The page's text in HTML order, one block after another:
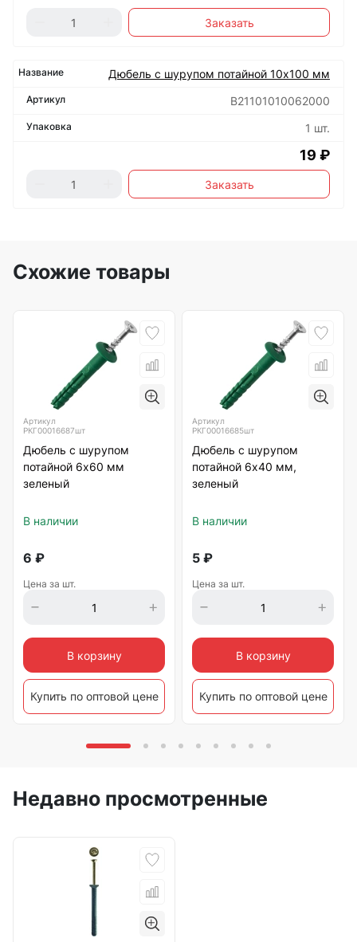
Заказать
Дюбель с шурупом потайной 10х100 мм
B21101010062000
1 шт.
19 ₽
Заказать
Схожие товары
Артикул
РКГ00016687шт
Дюбель с шурупом
потайной 6х60 мм
зеленый
В наличии
6 ₽
Цена за шт.
В корзину
Купить по оптовой цене
Артикул
РКГ00016685шт
Дюбель с шурупом
потайной 6х40 мм,
зеленый
В наличии
5 ₽
Цена за шт.
В корзину
Купить по оптовой цене
Недавно просмотренные